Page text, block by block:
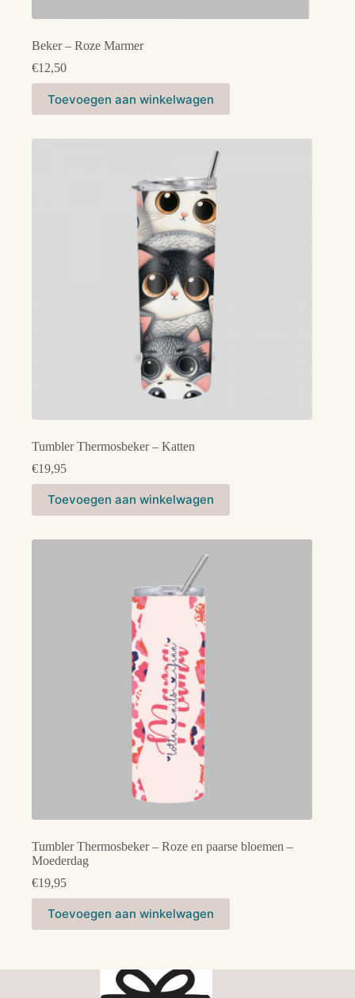
Beker – Roze Marmer
€12,50
Toevoegen aan winkelwagen
Tumbler Thermosbeker – Katten
€19,95
Toevoegen aan winkelwagen
Tumbler Thermosbeker – Roze en paarse bloemen –
Moederdag
€19,95
Toevoegen aan winkelwagen